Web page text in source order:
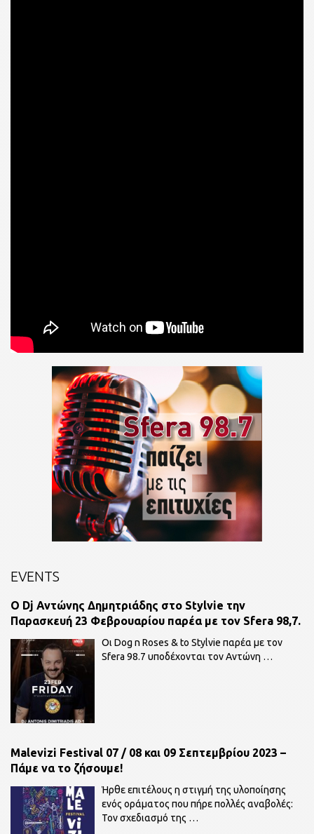
EVENTS
O Dj Αντώνης Δημητριάδης στο Stylvie την
Παρασκευή 23 Φεβρουαρίου παρέα με τον Sfera 98,7.
Οι Dog n Roses & to Stylvie παρέα με τον
Sfera 98.7 υποδέχονται τον Αντώνη …
Malevizi Festival 07 / 08 και 09 Σεπτεμβρίου 2023 –
Πάμε να το ζήσουμε!
Ήρθε επιτέλους η στιγμή της υλοποίησης
ενός οράματος που πήρε πολλές αναβολές:
Τον σχεδιασμό της …